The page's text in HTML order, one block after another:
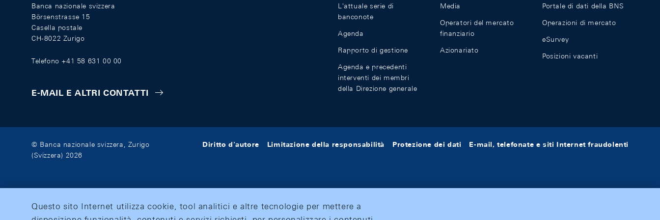
Banca nazionale svizzera
Börsenstrasse 15
Casella postale
CH-8022 Zurigo
Telefono +41 58 631 00 00
E-MAIL E ALTRI CONTATTI
L'attuale serie di
banconote
Agenda
Rapporto di gestione
Agenda e precedenti
interventi dei membri
della Direzione generale
Media
Operatori del mercato
finanziario
Azionariato
Portale di dati della BNS
Operazioni di mercato
eSurvey
Posizioni vacanti
© Banca nazionale svizzera, Zurigo
(Svizzera) 2026
Diritto d'autore Limitazione della responsabilità Protezione dei dati E-mail, telefonate e siti Internet fraudolenti
Questo sito Internet utilizza cookie, tool analitici e altre tecnologie per mettere a